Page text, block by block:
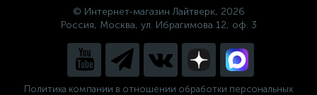
© Интернет-магазин Лайтверк, 2026
Россия, Москва, ул. Ибрагимова 12, оф. 3
Политика компании в отношении обработки персональных